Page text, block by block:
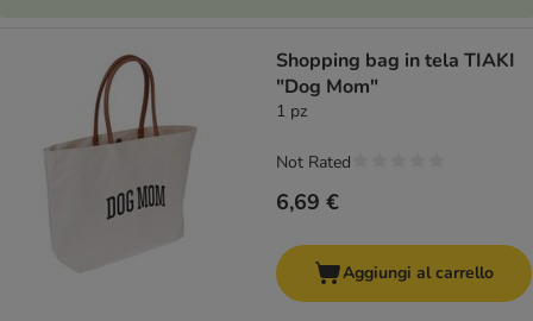
Shopping bag in tela TIAKI
"Dog Mom"
1 pz
6,69 €
Not Rated
Aggiungi al carrello